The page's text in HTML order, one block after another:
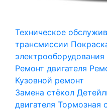
Техническое
трансмиссии
электрооборудования
Ремонт двигателя
Кузовной ремонт
Замена стёкол
двигателя Тормозная